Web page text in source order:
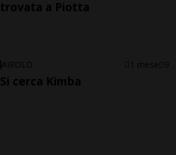
trovata a Piotta
AIROLO 1 mese 9
Si cerca Kimba